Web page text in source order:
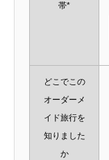
帯*
どこでこの
オーダーメ
イド旅行を
知りました
か